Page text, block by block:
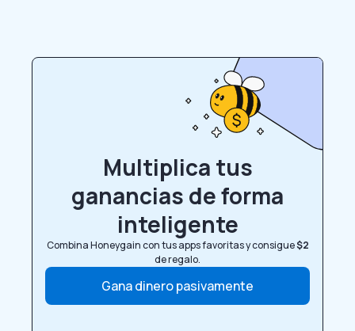
Multiplica tus
ganancias de forma
inteligente
Combina Honeygain con tus apps favoritas y consigue$2
de regalo.
Gana dinero pasivamente